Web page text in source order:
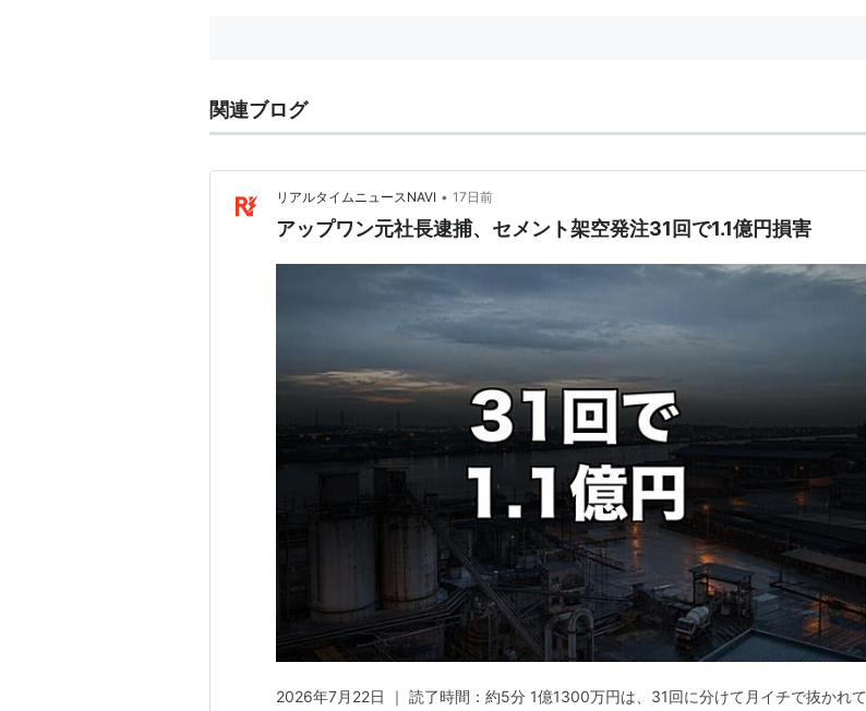
関連ブログ
リアルタイムニュースNAVI • 17日前
アップワン元社長逮捕、セメント架空発注31回で1.1億円損害
2026年7月22日 ｜ 読了時間：約5分 1億1300万円は、31回に分けて月イチで抜かれて